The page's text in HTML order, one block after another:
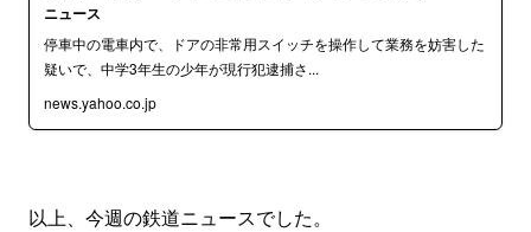
ニュース
停車中の電車内で、ドアの非常用スイッチを操作して業務を妨害した
疑いで、中学3年生の少年が現行犯逮捕さ...
news.yahoo.co.jp
以上、今週の鉄道ニュースでした。